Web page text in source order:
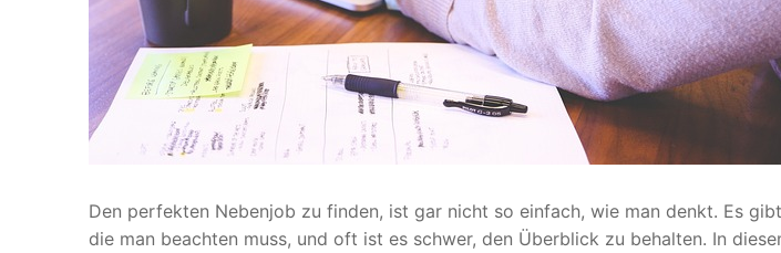
Den perfekten Nebenjob zu finden, ist gar nicht so einfach, wie man denkt. Es
die man beachten muss, und oft ist es schwer, den Überblick zu behalten. In